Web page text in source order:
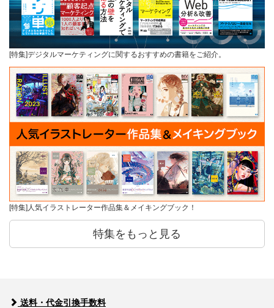
[特集]デジタルマーケティングに関するおすすめの書籍をご紹介。
[特集]人気イラストレーター作品集＆メイキングブック！
特集をもっと見る
送料・代金引換手数料